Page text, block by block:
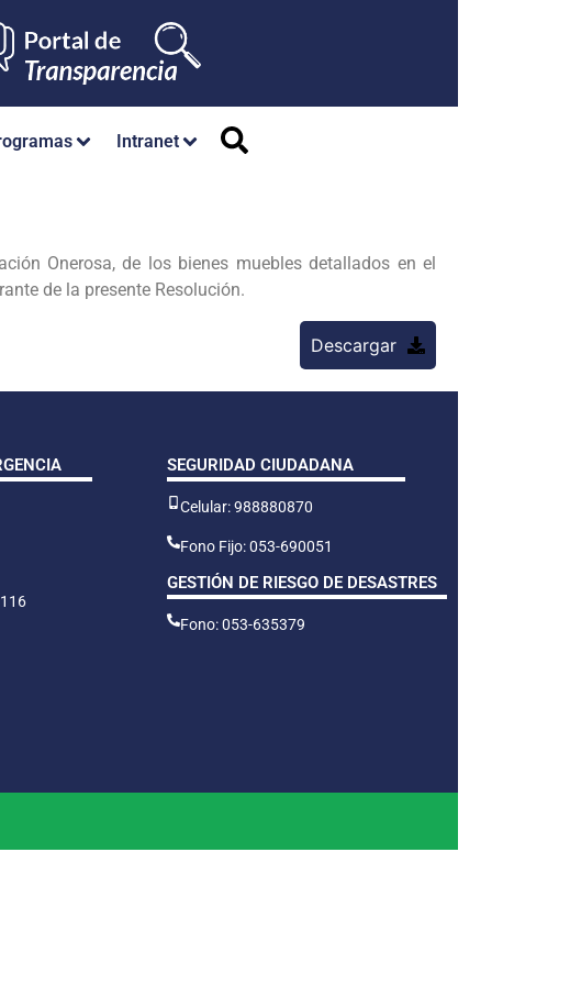
Intranet
Onerosa, de los bienes muebles detallados en el
de la presente Resolución.
Descargar
SEGURIDAD CIUDADANA
Celular: 988880870
Fono Fijo: 053-690051
GESTIÓN DE RIESGO DE DESASTRES
Fono: 053-635379